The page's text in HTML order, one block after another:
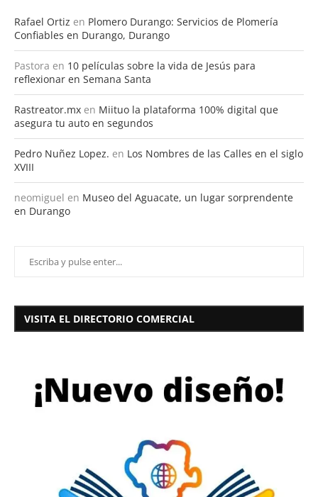
Rafael Ortiz en Plomero Durango: Servicios de Plomería
Confiables en Durango, Durango
Pastora en 10 películas sobre la vida de Jesús para
reflexionar en Semana Santa
Rastreator.mx en Miituo la plataforma 100% digital que
asegura tu auto en segundos
Pedro Nuñez Lopez. en Los Nombres de las Calles en el siglo
XVIII
neomiguel en Museo del Aguacate, un lugar sorprendente
en Durango
VISITA EL DIRECTORIO COMERCIAL